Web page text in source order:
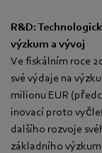
R&D:
výzkum a vývoj
Ve fiskálním roce
své výdaje na
milionu EUR
inovací proto
dalšího rozvoje
základního